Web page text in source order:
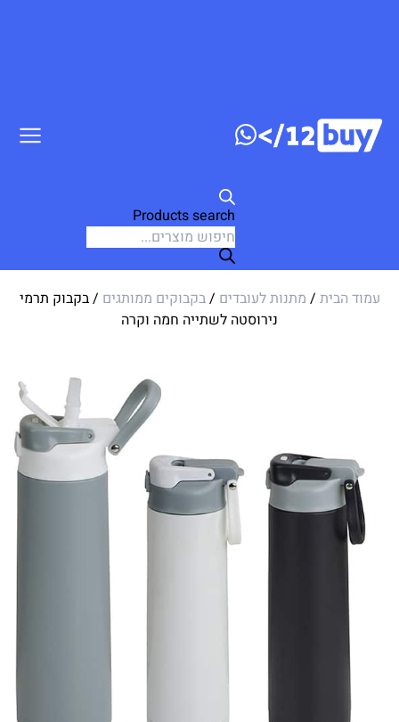
Products search
עמוד הבית/מתנות לעובדים/ בקבוקים ממותגים/ בקבוק תרמי
נירוסטה לשתייה חמה וקרה